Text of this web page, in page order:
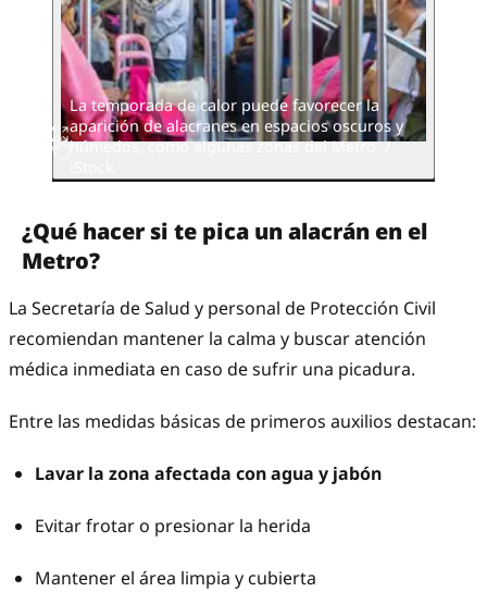
La temporada de calor puede favorecer la
aparición de alacranes en espacios oscuros y
húmedos, como algunas zonas del Metro. /
¿Qué hacer si te pica un alacrán en el
Metro?
La Secretaría de Salud y personal de Protección Civil
recomiendan mantener la calma y buscar atención
médica inmediata en caso de sufrir una picadura.
Entre las medidas básicas de primeros auxilios destacan:
Lavar la zona afectada con agua y jabón
Evitar frotar o presionar la herida
Mantener el área limpia y cubierta